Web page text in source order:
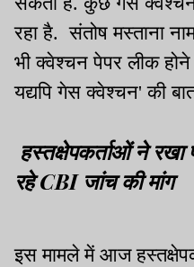
रहा है. संतोष मस्ताना
भी क्वेश्चन पेपर लीक होने
यद्यपि गेस क्वेश्चन' की
हस्तक्षेपकर्ताओं ने रखा
रहे CBI जांच की मांग
इस मामले में आज